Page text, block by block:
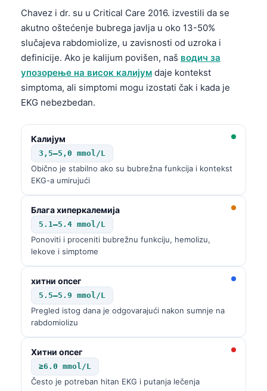
Chavez i dr. su u Critical Care 2016. izvestili da se
akutno oštećenje bubrega javlja u oko 13-50%
slučajeva rabdomiolize, u zavisnosti od uzroka i
definicije. Ako je kalijum povišen, naš водич за
упозорење на висок калијум daje kontekst
simptoma, ali simptomi mogu izostati čak i kada je
EKG nebezbedan.
Калијум
3,5–5,0 mmol/L
Obično je stabilno ako su bubrežna funkcija i kontekst
EKG-a umirujući
Блага хиперкалемија
5.1–5.4 mmol/L
Ponoviti i proceniti bubrežnu funkciju, hemolizu,
lekove i simptome
хитни опсег
5.5–5.9 mmol/L
Pregled istog dana je odgovarajući nakon sumnje na
rabdomiolizu
Хитни опсег
≥6.0 mmol/L
Često je potreban hitan EKG i putanja lečenja